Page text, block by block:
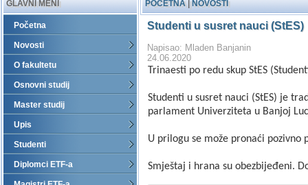
GLAVNI MENI
Početna
Novosti
O fakultetu
Osnovni studij
Master studij
Upis
Studenti
Diplomci ETF-a
POČETNA | NOVOSTI
Studenti u susret nauci (StES)
Napisao: Mladen Banjanin
24.06.2020
Trinaesti po redu skup StES
Studenti u susret nauci (StES) je
parlament Univerziteta u Banjoj
U prilogu se može pronaći pozivno
Smještaj i hrana su obezbijeđeni.